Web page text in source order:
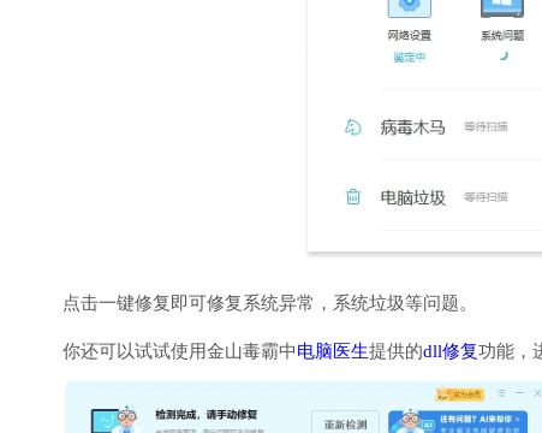
点击一键修复即可修复系统异常，系统垃圾等问题。
你还可以试试使用金山毒霸中电脑医生提供的dll修复功能，